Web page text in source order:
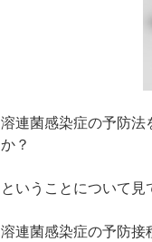
溶連菌感染症の予防法
か？
ということについて見
溶連菌感染症の予防接